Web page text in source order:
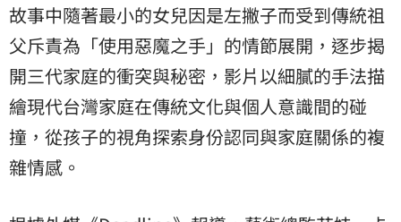
故事中隨著最小的女兒因是左撇子而受到傳統祖
父斥責為「使用惡魔之手」的情節展開，逐步揭
開三代家庭的衝突與秘密，影片以細膩的手法描
繪現代台灣家庭在傳統文化與個人意識間的碰
撞，從孩子的視角探索身份認同與家庭關係的複
雜情感。